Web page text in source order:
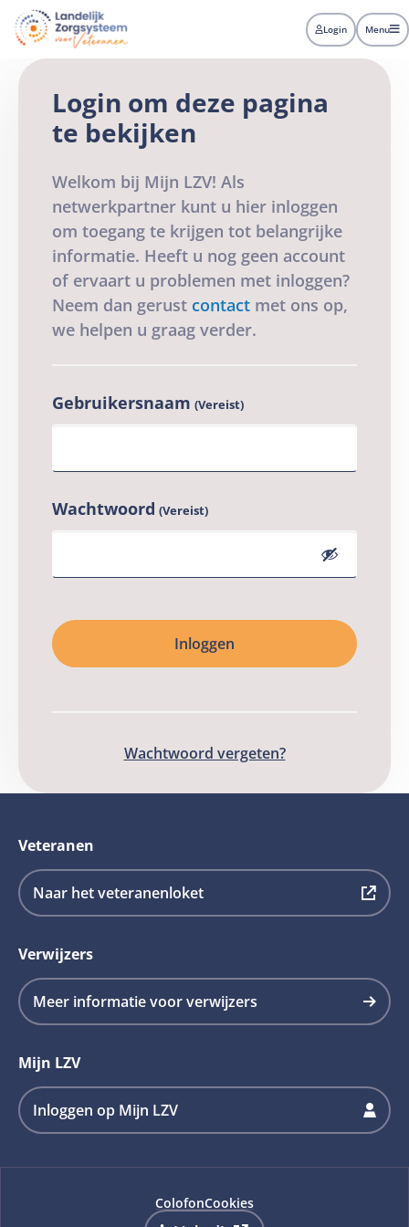
Landelijk
zorgsysteem
voor
veteranen
Login Menu
Login om deze pagina
te bekijken
Welkom bij Mijn LZV! Als
netwerkpartner kunt u hier inloggen
om toegang te krijgen tot belangrijke
informatie. Heeft u nog geen account
of ervaart u problemen met inloggen?
Neem dan gerust contact met ons op,
we helpen u graag verder.
Gebruikersnaam (Vereist)
Wachtwoord (Vereist)
Inloggen
Wachtwoord vergeten?
Veteranen
Naar het veteranenloket
Deze
link
opent
een
nieuw
en
is
extern
Verwijzers
Meer informatie voor verwijzers
Mijn LZV
Inloggen op Mijn LZV
ColofonCookies